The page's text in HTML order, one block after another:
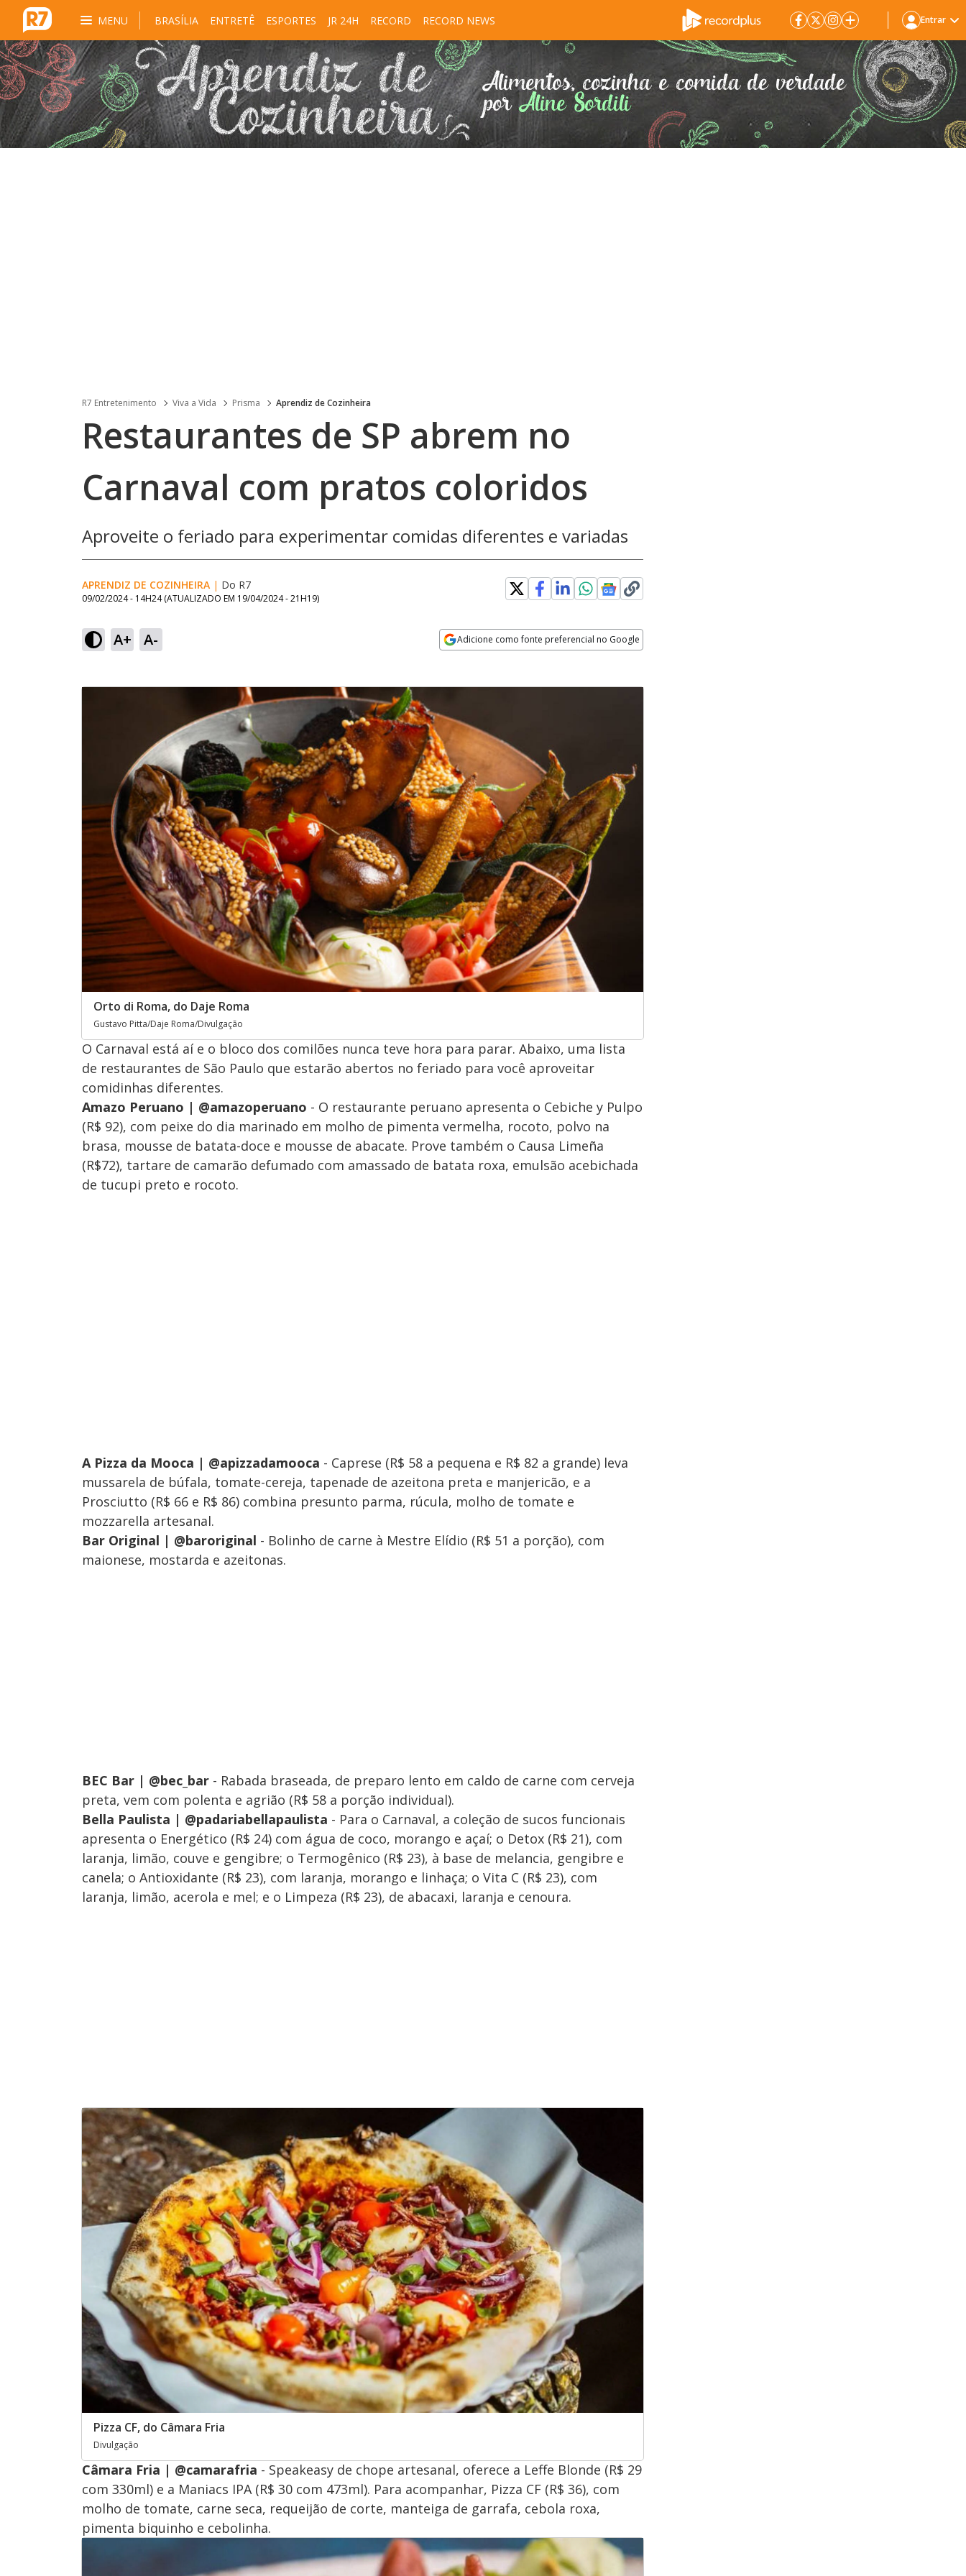
MENU BRASÍLIA ENTRETÊ ESPORTES JR 24H RECORD RECORD NEWS Entrar
R7 Entretenimento Viva a Vida Prisma Aprendiz de Cozinheira
Restaurantes de SP abrem no
Carnaval com pratos coloridos
Aproveite o feriado para experimentar comidas diferentes e variadas
APRENDIZ DE COZINHEIRA | Do R7
09/02/2024 - 14H24 (ATUALIZADO EM 19/04/2024 - 21H19)
A+ A- Adicione como fonte preferencial no Google
Orto di Roma, do Daje Roma
Gustavo Pitta/Daje Roma/Divulgação
O Carnaval está aí e o bloco dos comilões nunca teve hora para parar. Abaixo, uma lista
de restaurantes de São Paulo que estarão abertos no feriado para você aproveitar
comidinhas diferentes.
Amazo Peruano | @amazoperuano - O restaurante peruano apresenta o Cebiche y Pulpo
(R$ 92), com peixe do dia marinado em molho de pimenta vermelha, rocoto, polvo na
brasa, mousse de batata-doce e mousse de abacate. Prove também o Causa Limeña
(R$72), tartare de camarão defumado com amassado de batata roxa, emulsão acebichada
de tucupi preto e rocoto.
A Pizza da Mooca | @apizzadamooca - Caprese (R$ 58 a pequena e R$ 82 a grande) leva
mussarela de búfala, tomate-cereja, tapenade de azeitona preta e manjericão, e a
Prosciutto (R$ 66 e R$ 86) combina presunto parma, rúcula, molho de tomate e
mozzarella artesanal.
Bar Original | @baroriginal - Bolinho de carne à Mestre Elídio (R$ 51 a porção), com
maionese, mostarda e azeitonas.
BEC Bar | @bec_bar - Rabada braseada, de preparo lento em caldo de carne com cerveja
preta, vem com polenta e agrião (R$ 58 a porção individual).
Bella Paulista | @padariabellapaulista - Para o Carnaval, a coleção de sucos funcionais
apresenta o Energético (R$ 24) com água de coco, morango e açaí; o Detox (R$ 21), com
laranja, limão, couve e gengibre; o Termogênico (R$ 23), à base de melancia, gengibre e
canela; o Antioxidante (R$ 23), com laranja, morango e linhaça; o Vita C (R$ 23), com
laranja, limão, acerola e mel; e o Limpeza (R$ 23), de abacaxi, laranja e cenoura.
Pizza CF, do Câmara Fria
Divulgação
Câmara Fria | @camarafria - Speakeasy de chope artesanal, oferece a Leffe Blonde (R$ 29
com 330ml) e a Maniacs IPA (R$ 30 com 473ml). Para acompanhar, Pizza CF (R$ 36), com
molho de tomate, carne seca, requeijão de corte, manteiga de garrafa, cebola roxa,
pimenta biquinho e cebolinha.